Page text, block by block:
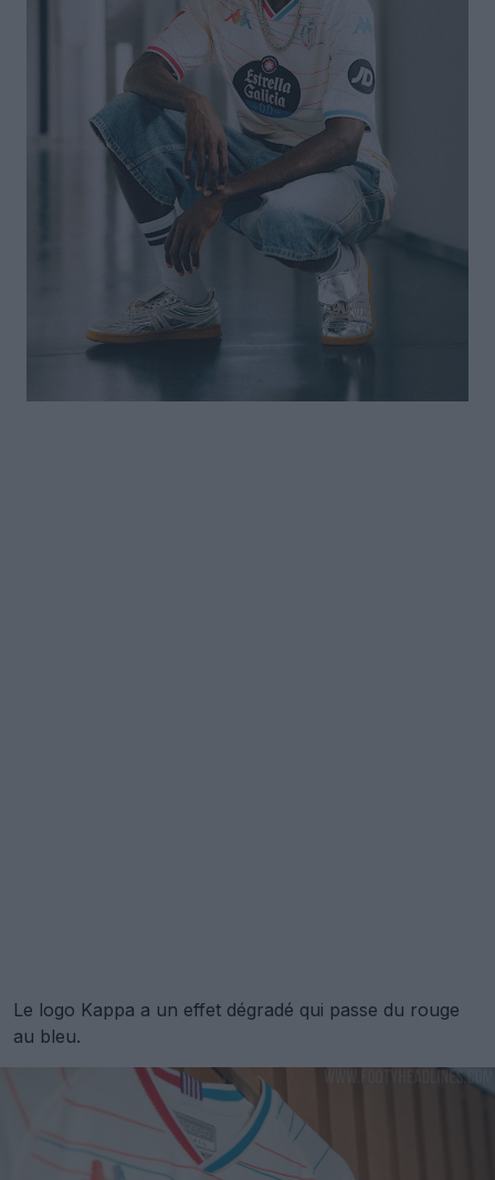
Le logo Kappa a un effet dégradé qui passe du rouge
au bleu.